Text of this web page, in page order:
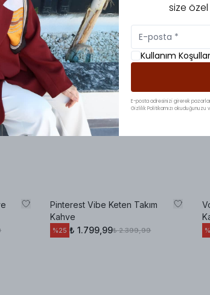
Pinterest Vibe Keten Takım
Kahve
%25 ₺ 1.799,99₺ 2.399,99 %
size
Kullanım
E-posta adresinizi girerek
Gizlilik Politikamızı okuduğunuzu